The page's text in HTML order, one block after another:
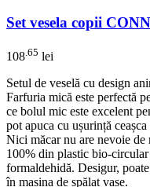
Set vesela copii
108.65 lei
Setul de veselă cu design
Farfuria mică este perfectă
ce bolul mic este excelent
pot apuca cu ușurință
Nici măcar nu are nevoie de
100% din plastic bio-
formaldehidă. Desigur,
în mașina de spălat vase.